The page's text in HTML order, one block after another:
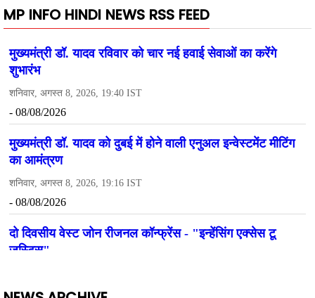
MP INFO HINDI NEWS RSS FEED